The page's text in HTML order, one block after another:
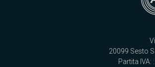
20099 Sesto
Partita IVA: